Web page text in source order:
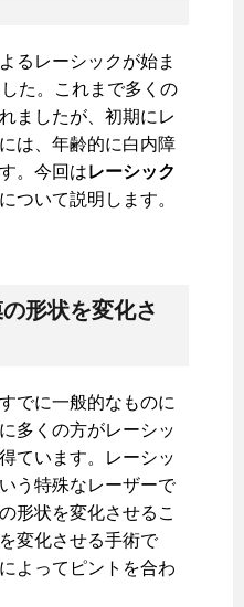
るレーシックが始ま
た。これまで多くの
ましたが、初期にレ
は、年齢的に白内障
。今回はレーシック
について説明します。
形状を変化さ
でに一般的なものに
多くの方がレーシッ
ています。レーシッ
う特殊なレーザーで
形状を変化させるこ
変化させる手術で
よってピントを合わ